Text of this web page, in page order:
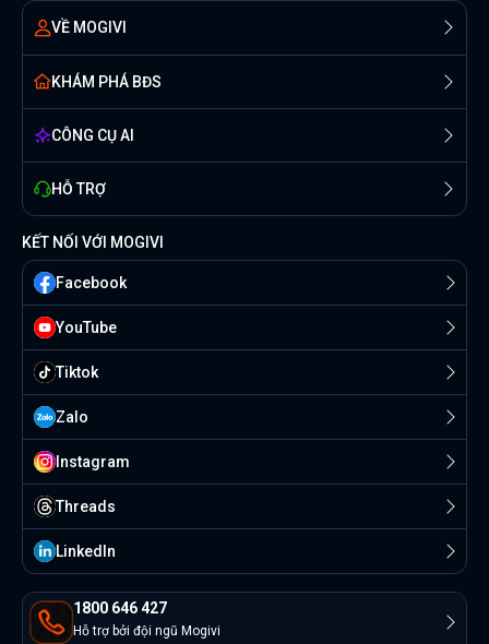
VỀ MOGIVI
KHÁM PHÁ BĐS
CÔNG CỤ AI
HỖ TRỢ
1800 646 427
Hỗ trợ bởi đội ngũ Mogivi
KẾT NỐI VỚI MOGIVI
Facebook
YouTube
Tiktok
Zalo
Instagram
Threads
Linkedln